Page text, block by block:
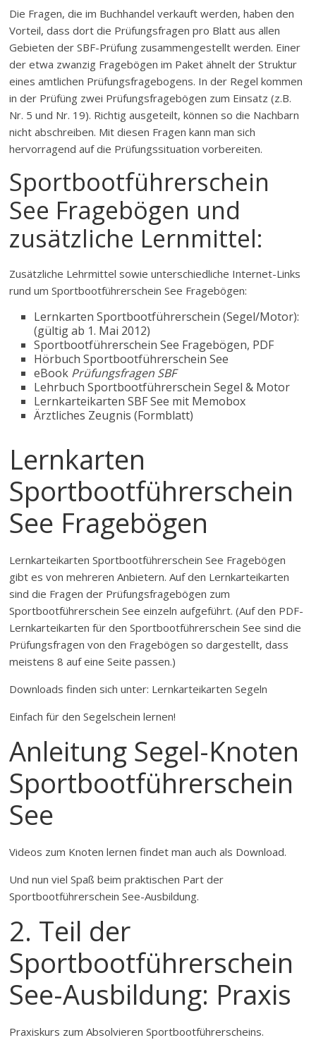
Die Fragen, die im Buchhandel verkauft werden, haben den
Vorteil, dass dort die Prüfungsfragen pro Blatt aus allen
Gebieten der SBF-Prüfung zusammengestellt werden. Einer
der etwa zwanzig Fragebögen im Paket ähnelt der Struktur
eines amtlichen Prüfungsfragebogens. In der Regel kommen
in der Prüfüng zwei Prüfungsfragebögen zum Einsatz (z.B.
Nr. 5 und Nr. 19). Richtig ausgeteilt, können so die Nachbarn
nicht abschreiben. Mit diesen Fragen kann man sich
hervorragend auf die Prüfungssituation vorbereiten.
Sportbootführerschein
See Fragebögen und
zusätzliche Lernmittel:
Zusätzliche Lehrmittel sowie unterschiedliche Internet-Links
rund um Sportbootführerschein See Fragebögen:
Lernkarten Sportbootführerschein (Segel/Motor):
(gültig ab 1. Mai 2012)
Sportbootführerschein See Fragebögen, PDF
Hörbuch Sportbootführerschein See
eBook Prüfungsfragen SBF
Lehrbuch Sportbootführerschein Segel & Motor
Lernkarteikarten SBF See mit Memobox
Ärztliches Zeugnis (Formblatt)
Lernkarten
Sportbootführerschein
See Fragebögen
Lernkarteikarten Sportbootführerschein See Fragebögen
gibt es von mehreren Anbietern. Auf den Lernkarteikarten
sind die Fragen der Prüfungsfragebögen zum
Sportbootführerschein See einzeln aufgeführt. (Auf den PDF-
Lernkarteikarten für den Sportbootführerschein See sind die
Prüfungsfragen von den Fragebögen so dargestellt, dass
meistens 8 auf eine Seite passen.)
Downloads finden sich unter: Lernkarteikarten Segeln
Einfach für den Segelschein lernen!
Anleitung Segel-Knoten
Sportbootführerschein
See
Videos zum Knoten lernen findet man auch als Download.
Und nun viel Spaß beim praktischen Part der
Sportbootführerschein See-Ausbildung.
2. Teil der
Sportbootführerschein
See-Ausbildung: Praxis
Praxiskurs zum Absolvieren Sportbootführerscheins.